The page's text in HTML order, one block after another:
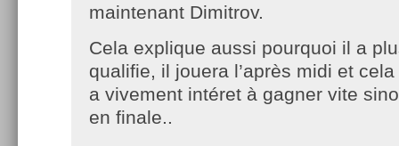
maintenant Dimitrov.
Cela explique aussi pourquoi il a
qualifie, il jouera l’après midi et
a vivement intéret à gagner vite
en finale..